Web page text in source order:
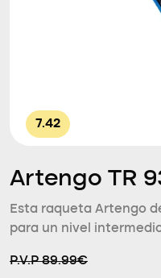
7.42
Artengo TR
Esta raqueta Artengo
para un nivel
P.V.P 89.99€